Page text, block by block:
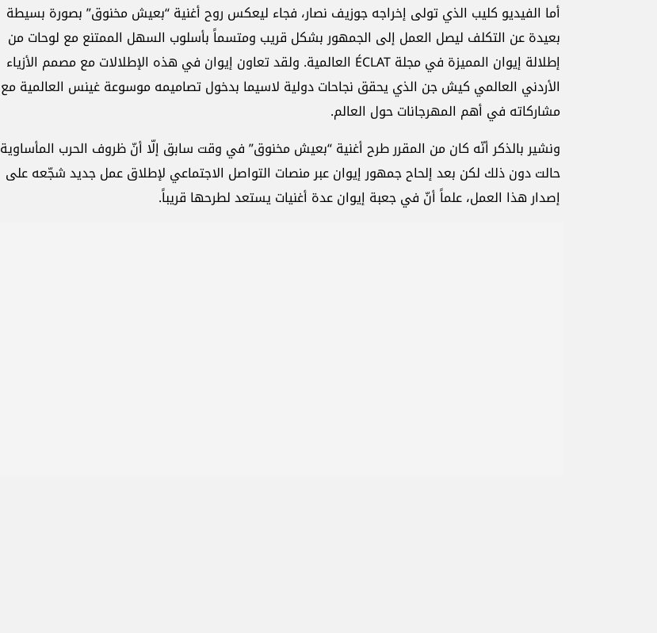
أما الفيديو كليب الذي تولى إخراجه جوزيف نصار، فجاء ليعكس روح أغنية “بعيش مخنوق” بصورة بسيطة
بعيدة عن التكلف ليصل العمل إلى الجمهور بشكل قريب ومتسماً بأسلوب السهل الممتنع مع لوحات من
إطلالة إيوان المميزة في مجلة ÉCLAT العالمية. ولقد تعاون إيوان في هذه الإطلالات مع مصمم الأزياء
الأردني العالمي كيش جن الذي يحقق نجاحات دولية لاسيما بدخول تصاميمه موسوعة غينس العالمية مع
مشاركاته في أهم المهرجانات حول العالم.
ونشير بالذكر أنّه كان من المقرر طرح أغنية “بعيش مخنوق” في وقت سابق إلّا أنّ ظروف الحرب المأساوية
حالت دون ذلك لكن بعد إلحاح جمهور إيوان عبر منصات التواصل الاجتماعي لإطلاق عمل جديد شجّعه على
إصدار هذا العمل، علماً أنّ في جعبة إيوان عدة أغنيات يستعد لطرحها قريباً.